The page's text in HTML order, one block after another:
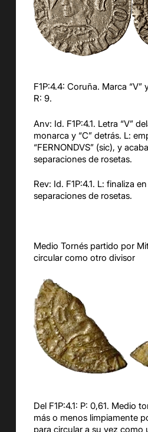
F1P:4.4: Coruña. Marca “V”
R: 9.
Anv: Id. F1P:4.1. Letra “V”
monarca y “C” detrás. L:
“FERNONDVS” (sic), y
separaciones de rosetas.
Rev: Id. F1P:4.1. L: finaliza
separaciones de rosetas.
Medio Tornés partido por
circular como otro divisor
Del F1P:4.1: P: 0,61. Medio
más o menos limpiamente
para circular a su vez como